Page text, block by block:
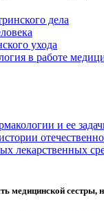
строительства
и технологии
и спорт
и прикладные виды
дела
ухода
в работе
и ее
лекарственных
медицинской сестры,